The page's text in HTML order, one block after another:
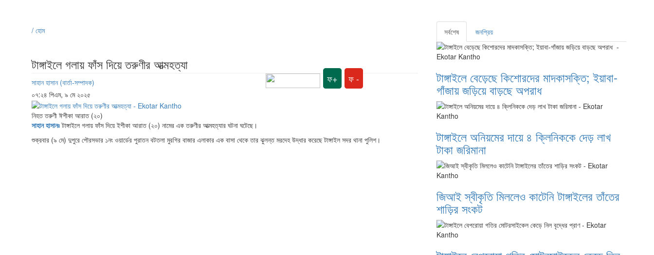
/ হোম
টাঙ্গাইলে গলায় ফাঁস দিয়ে তরুণীর আত্মহত্যা
সাহান হাসান (বার্তা-সম্পাদক)
০৭:২৪ পিএম, ৯ মে ২০২৫
ফ+ ফ -
নিহত তরুণী ঈশীকা আরাত (২০)
সাহান হাসানঃটাঙ্গাইলে গলায় ফাঁস দিয়ে ইশীকা আরাত (২০) নামের এক তরুণীর আত্মহত্যার ঘটনা ঘটেছে।
শুক্রবার (৯ মে) দুপুরে পৌরসভার ১নং ওয়ার্ডের পুরাতন বটতলা মুরগির বাজার এলাকার এক বাসা থেকে তার ঝুলন্ত মরদেহ উদ্ধার করেছে টাঙ্গাইল সদর থানা পুলিশ।
সর্বশেষ জনপ্রিয়
টাঙ্গাইলে বেড়েছে কিশোরদের মাদকাসক্তি; ইয়াবা-
গাঁজায় জড়িয়ে বাড়ছে অপরাধ
টাঙ্গাইলে অনিয়মের দায়ে ৪ ক্লিনিককে দেড় লাখ
টাকা জরিমানা
জিআই স্বীকৃতি মিললেও কাটেনি টাঙ্গাইলের তাঁতের
শাড়ির সংকট